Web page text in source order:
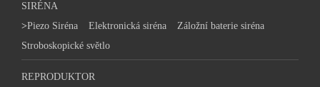
SIRÉNA
>Piezo Siréna Elektronická siréna
Záložní baterie siréna
Stroboskopické světlo
REPRODUKTOR